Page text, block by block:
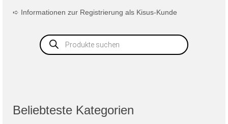
➪ Informationen zur Registrierung als Kisus-Kunde
Products
search
Beliebteste Kategorien